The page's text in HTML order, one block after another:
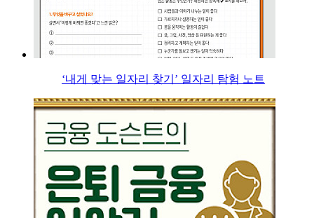
‘내게 맞는 일자리 찾기’ 일자리 탐험 노트